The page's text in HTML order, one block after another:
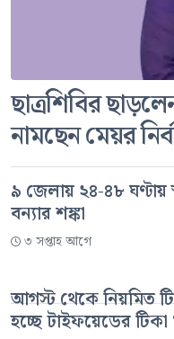
ছাত্রশিবির
নামছেন মেয়র
৯ জেলায় ২৪-৪৮ ঘণ্টায়
বন্যার শঙ্কা
৩ সপ্তাহ আগে
আগস্ট থেকে নিয়মিত
হচ্ছে টাইফয়েডের টিকা